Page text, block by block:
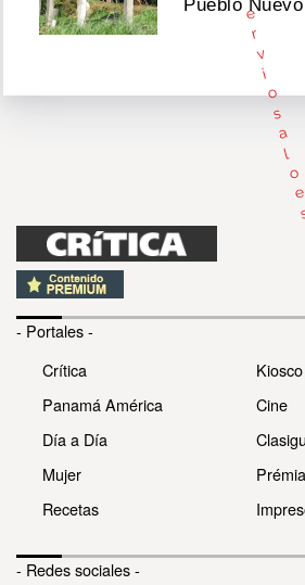
e
r
v
i
o
s
a
l
o
e
Pueblo Nuevo
- Portales -
Crítica
Panamá América
Día a Día
Mujer
Recetas
Kiosco
Cine
- Redes sociales -